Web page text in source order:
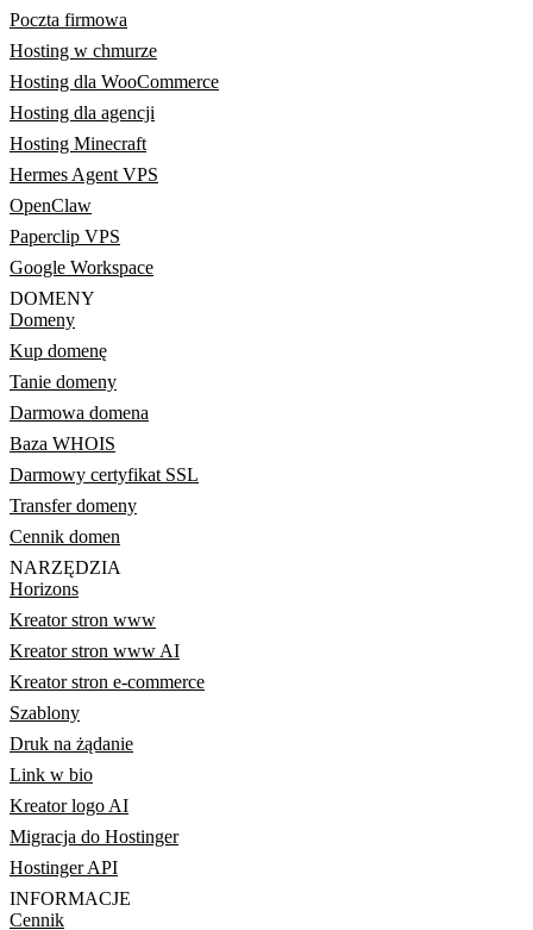
Poczta firmowa
Hosting w chmurze
Hosting dla WooCommerce
Hosting dla agencji
Hosting Minecraft
Hermes Agent VPS
OpenClaw
Paperclip VPS
Google Workspace
DOMENY
Domeny
Kup domenę
Tanie domeny
Darmowa domena
Baza WHOIS
Darmowy certyfikat SSL
Transfer domeny
Cennik domen
NARZĘDZIA
Horizons
Kreator stron www
Kreator stron www AI
Kreator stron e-commerce
Szablony
Druk na żądanie
Link w bio
Kreator logo AI
Migracja do Hostinger
Hostinger API
INFORMACJE
Cennik